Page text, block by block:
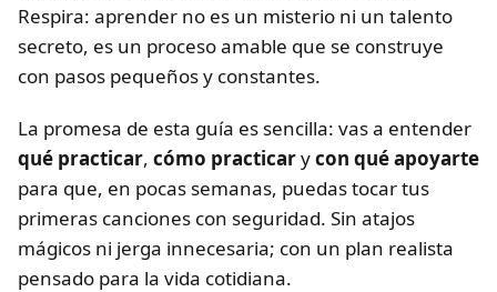
Respira: aprender no es un misterio ni un talento
secreto, es un proceso amable que se construye
con pasos pequeños y constantes.
La promesa de esta guía es sencilla: vas a entender
qué practicar, cómo practicarycon qué apoyarte
para que, en pocas semanas, puedas tocar tus
primeras canciones con seguridad. Sin atajos
mágicos ni jerga innecesaria; con un plan realista
pensado para la vida cotidiana.